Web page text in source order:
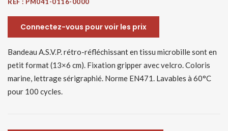
Connectez-vous pour voir les prix
Bandeau A.S.V.P. rétro-réfléchissant en tissu microbille sont en
petit format (13×6 cm). Fixation gripper avec velcro. Coloris
marine, lettrage sérigraphié. Norme EN471. Lavables à 60°C
pour 100 cycles.